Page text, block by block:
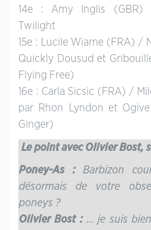
14e : Amy Inglis (GBR)
Twilight
15e : Lucile Wiame (FRA) /
Quickly Dousud et
Flying Free)
16e : Carla Sicsic (FRA) /
par Rhon Lyndon et
Ginger)
Le point avec Olivier Bost,
Poney-As :Barbizon
désormais de votre
poneys ?
Olivier Bost :… je suis bien